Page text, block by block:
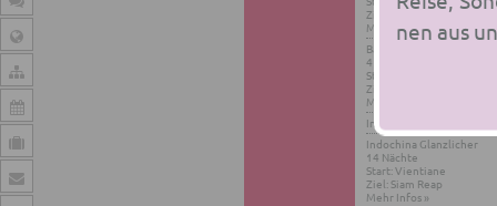
Ziel: Den­pa­sar
Mehr Infos »
Bali Rund­rei­se
4 Näch­te
Start: Den­pa­sar
Ziel: Den­pa­sar
Mehr Infos »
In­do­chi­na
In­do­chi­na Glanz­li­cher
14 Näch­te
Start: Vi­en­tia­ne
Ziel: Siam Reap
Mehr Infos »
nen aus